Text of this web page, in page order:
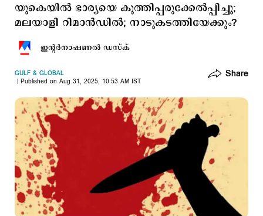
യുകെയില്‍ ഭാര്യയെ കുത്തിപ്പരുക്കേല്‍പ്പിച്ചു;
മലയാളി റിമാന്‍ഡില്‍; നാടുകടത്തിയേക്കും?
ഇന്‍റര്‍നാഷണല്‍ ഡസ്ക്
GULF & GLOBAL
Published on Aug 31, 2025, 10:53 AM IST
Share